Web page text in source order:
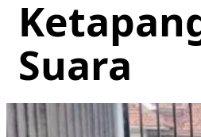
Suara